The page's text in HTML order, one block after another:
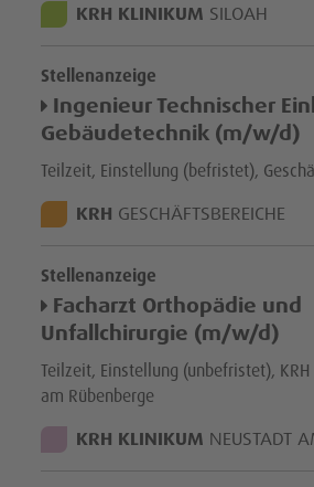
STANDORT:
KRH KLINIKUM SILOAH
Stellenanzeige
Ingenieur Technischer
Gebäudetechnik (m/w/d)
Teilzeit, Einstellung (befristet),
STANDORT:
KRH GESCHÄFTSBEREICHE
Stellenanzeige
Facharzt Orthopädie und
Unfallchirurgie (m/w/d)
Teilzeit, Einstellung (unbefristet),
am Rübenberge
STANDORT:
KRH KLINIKUM NEUSTADT